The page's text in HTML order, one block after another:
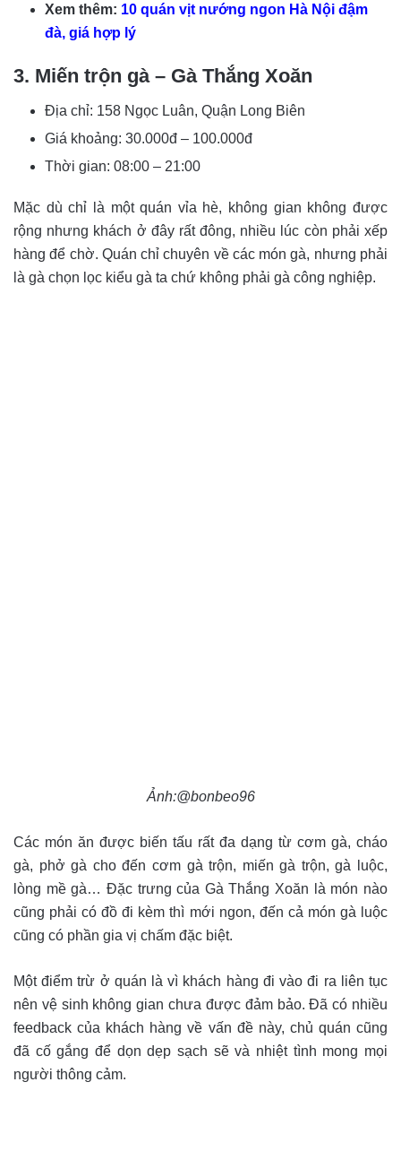
Xem thêm: 10 quán vịt nướng ngon Hà Nội đậm
đà, giá hợp lý
3. Miến trộn gà – Gà Thắng Xoăn
Địa chỉ: 158 Ngọc Luân, Quận Long Biên
Giá khoảng: 30.000đ – 100.000đ
Thời gian: 08:00 – 21:00
Mặc dù chỉ là một quán vỉa hè, không gian không được
rộng nhưng khách ở đây rất đông, nhiều lúc còn phải xếp
hàng để chờ. Quán chỉ chuyên về các món gà, nhưng phải
là gà chọn lọc kiểu gà ta chứ không phải gà công nghiệp.
Ảnh:@bonbeo96
Các món ăn được biến tấu rất đa dạng từ cơm gà, cháo
gà, phở gà cho đến cơm gà trộn, miến gà trộn, gà luộc,
lòng mề gà… Đặc trưng của Gà Thắng Xoăn là món nào
cũng phải có đồ đi kèm thì mới ngon, đến cả món gà luộc
cũng có phần gia vị chấm đặc biệt.
Một điểm trừ ở quán là vì khách hàng đi vào đi ra liên tục
nên vệ sinh không gian chưa được đảm bảo. Đã có nhiều
feedback của khách hàng về vấn đề này, chủ quán cũng
đã cố gắng để dọn dẹp sạch sẽ và nhiệt tình mong mọi
người thông cảm.